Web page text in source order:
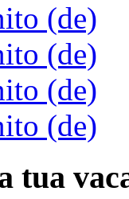
(de)
(de)
(de)
(de)
tua